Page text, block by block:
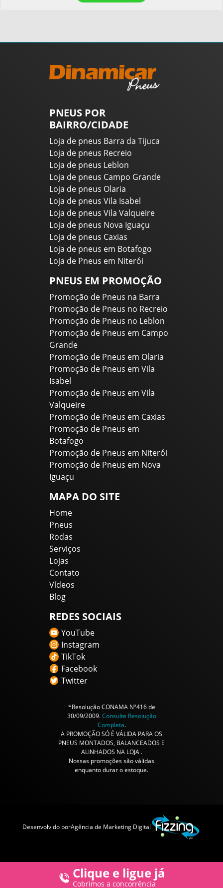
Clique e ligue já
Cobrimos a concorrência
PNEUS POR
BAIRRO/CIDADE
Loja de pneus Barra da Tijuca
Loja de pneus Recreio
Loja de pneus Leblon
Loja de pneus Campo Grande
Loja de pneus Olaria
Loja de pneus Vila Isabel
Loja de pneus Vila Valqueire
Loja de pneus Nova Iguaçu
Loja de pneus Caxias
Loja de pneus em Botafogo
Loja de Pneus em Niterói
PNEUS EM PROMOÇÃO
Promoção de Pneus na Barra
Promoção de Pneus no Recreio
Promoção de Pneus no Leblon
Promoção de Pneus em Campo
Grande
Promoção de Pneus em Olaria
Promoção de Pneus em Vila
Isabel
Promoção de Pneus em Vila
Valqueire
Promoção de Pneus em Caxias
Promoção de Pneus em
Botafogo
Promoção de Pneus em Niterói
Promoção de Pneus em Nova
Iguaçu
MAPA DO SITE
Home
Pneus
Rodas
Serviços
Lojas
Contato
Vídeos
Blog
REDES SOCIAIS
YouTube
Instagram
TikTok
Facebook
Twitter
*Resolução CONAMA Nº416 de
30/09/2009.Consulte Resolução
Completa.
A PROMOÇÃO SÓ É VÁLIDA PARA OS
PNEUS MONTADOS, BALANCEADOS E
ALINHADOS NA LOJA .
Nossas promoções são válidas
enquanto durar o estoque.
Desenvolvido porAgência de Marketing Digital